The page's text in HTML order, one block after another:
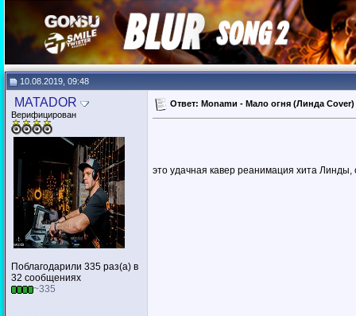
10.08.2019, 09:48
MATADOR
Верифицирован
Поблагодарили 335 раз(а) в
32 сообщениях
~335
Ответ: Monamи - Мало огня (Линда
это удачная кавер реанимация хита